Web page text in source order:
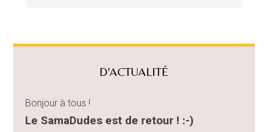
D'ACTUALITÉ
Bonjour à tous !
Le SamaDudes est de retour ! :-)